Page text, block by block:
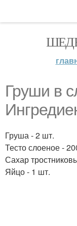
Груши в
Груша - 2 шт.
Тесто слоеное -
Сахар
Яйцо - 1 шт.